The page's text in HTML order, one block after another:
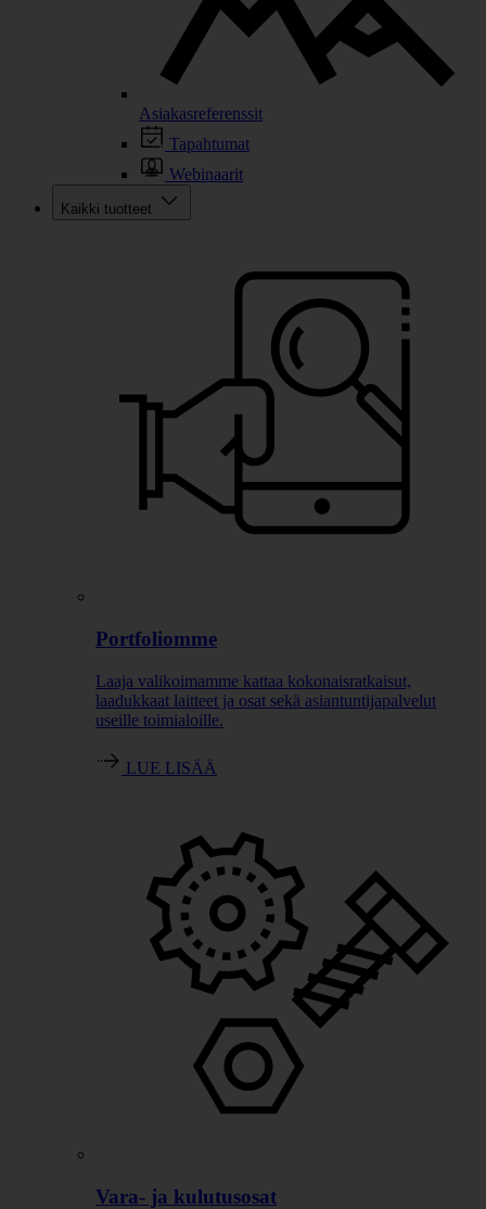
Asiakasreferenssit
Tapahtumat
Webinaarit
Kaikki tuotteet
Portfoliomme
Laaja valikoimamme kattaa kokonaisratkaisut,
laadukkaat laitteet ja osat sekä asiantuntijapalvelut
useille toimialoille.
LUE LISÄÄ
Vara- ja kulutusosat